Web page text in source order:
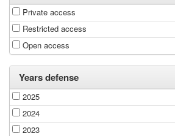
Private access
Restricted access
Open access
Years defense
2025
2024
2023